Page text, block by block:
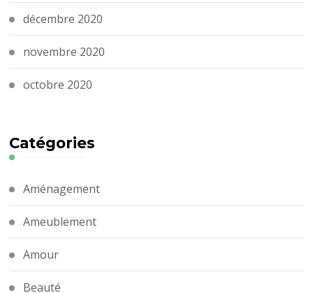
décembre 2020
novembre 2020
octobre 2020
Catégories
Aménagement
Ameublement
Amour
Beauté